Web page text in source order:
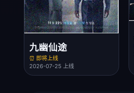
九幽仙途
⏰ 即将上线
2026-07-25 上线